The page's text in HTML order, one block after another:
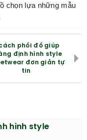
chọn lựa những mẫu
phối đồ giúp
định hình style
đơn giản tự
tin
hình style